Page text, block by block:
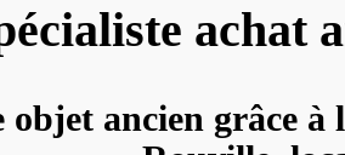
achat
ancien grâce